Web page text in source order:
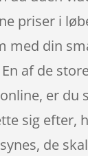
priser i
med din
af de
er du
sig efter,
de